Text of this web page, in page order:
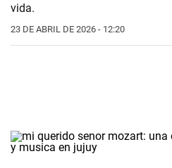
vida.
23 DE ABRIL DE 2026 - 12:20